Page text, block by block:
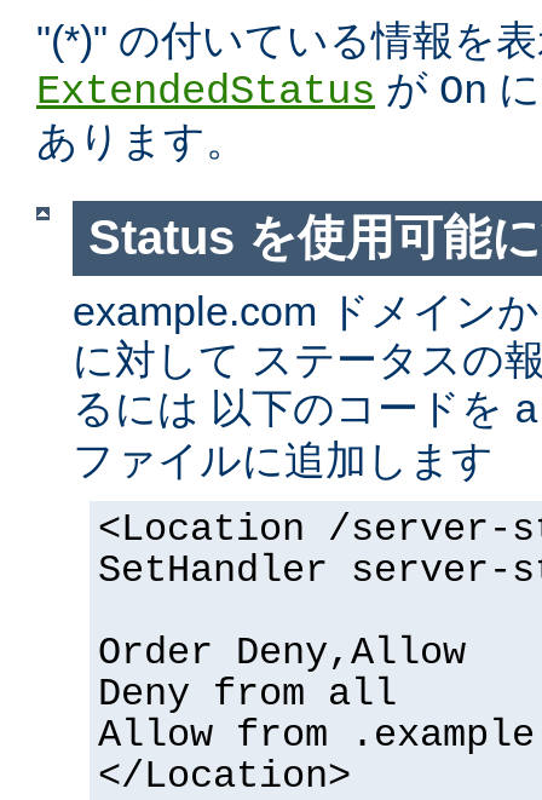
"(*)" の付いている情報を
ExtendedStatus が On
あります。
Status を使用可能
example.com ドメイン
に対して ステータスの
るには 以下のコードを
ファイルに追加します
<Location /server-
SetHandler server-
Order Deny,Allow
Deny from all
Allow from
</Location>